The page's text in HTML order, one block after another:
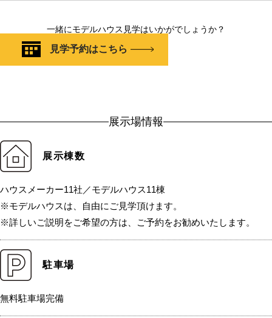
一緒にモデルハウス見学はいかがでしょうか？
見学予約はこちら
展示場情報
展示棟数
ハウスメーカー11社／モデルハウス11棟
※モデルハウスは、自由にご見学頂けます。
※詳しいご説明をご希望の方は、ご予約をお勧めいたします。
駐車場
無料駐車場完備